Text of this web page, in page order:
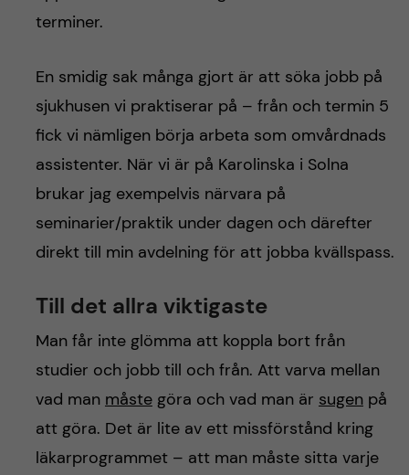
terminer.
En smidig sak många gjort är att söka jobb på
sjukhusen vi praktiserar på – från och termin 5
fick vi nämligen börja arbeta som omvårdnads
assistenter. När vi är på Karolinska i Solna
brukar jag exempelvis närvara på
seminarier/praktik under dagen och därefter
direkt till min avdelning för att jobba kvällspass.
Till det allra viktigaste
Man får inte glömma att koppla bort från
studier och jobb till och från. Att varva mellan
vad man måstegöra och vad man är sugenpå
att göra. Det är lite av ett missförstånd kring
läkarprogrammet – att man måste sitta varje